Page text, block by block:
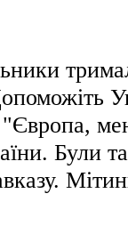
Були